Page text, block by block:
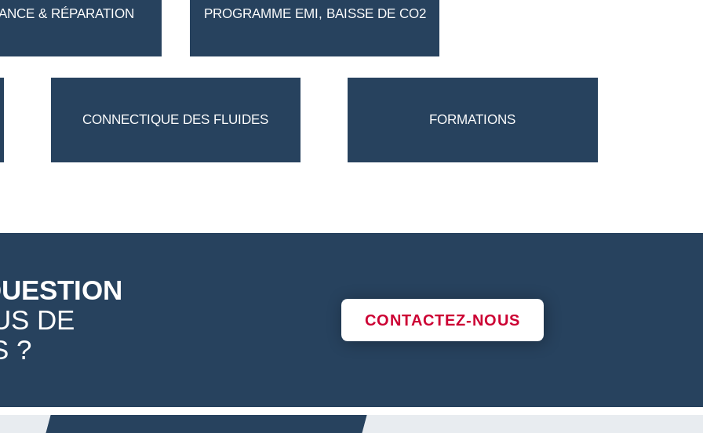
& RÉPARATION PROGRAMME EMI, BAISSE DE CO2
CONNECTIQUE DES FLUIDES FORMATIONS
DE
?
CONTACTEZ-NOUS